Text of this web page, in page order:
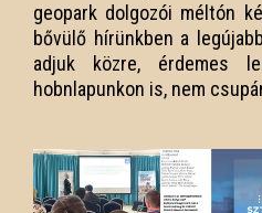
geopark dolgozói méltón
bővülő hírünkben a
adjuk közre, érdemes
hobnlapunkon is, nem